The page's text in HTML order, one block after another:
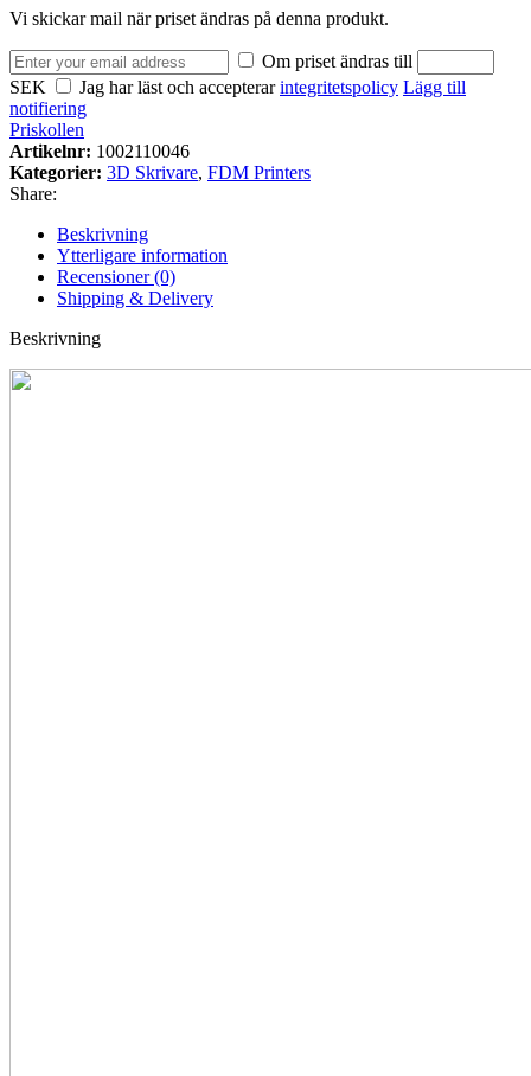
Vi skickar mail när priset ändras på denna produkt.
Om priset ändras till
SEK
Jag har läst och accepterarintegritetspolicy Lägg till
notifiering
Priskollen
Artikelnr: 1002110046
Kategorier: 3D Skrivare, FDM Printers
Share:
Beskrivning
Ytterligare information
Recensioner (0)
Shipping & Delivery
Beskrivning